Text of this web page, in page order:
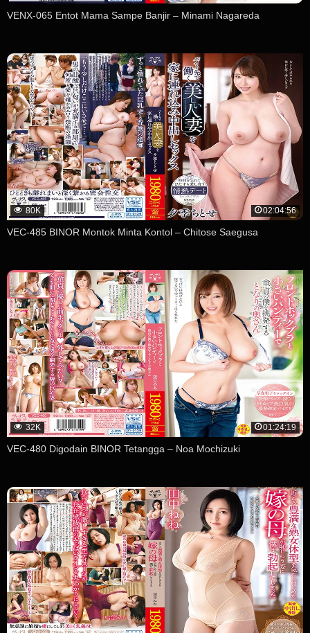
VENX-065 Entot Mama Sampe Banjir – Minami Nagareda
80K 02:04:56
VEC-485 BINOR Montok Minta Kontol – Chitose Saegusa
32K 01:24:19
VEC-480 Digodain BINOR Tetangga – Noa Mochizuki